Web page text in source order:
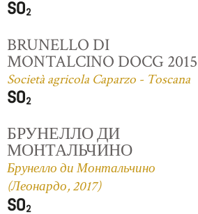
BRUNELLO DI
MONTALCINO DOCG 2015
Società agricola Caparzo - Toscana
БРУНЕЛЛО ДИ
МОНТАЛЬЧИНО
Брунелло ди Монтальчино
(Леонардо, 2017)